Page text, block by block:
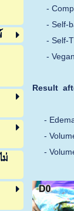
ม่
-
- Self-
- Self-
- Vegan
Result a
5
-
-
-